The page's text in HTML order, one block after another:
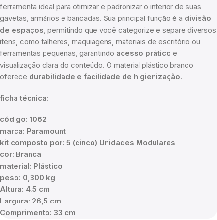
ferramenta ideal para otimizar e padronizar o interior de suas
gavetas, armários e bancadas. Sua principal função é a divisão
de espaços, permitindo que você categorize e separe diversos
itens, como talheres, maquiagens, materiais de escritório ou
ferramentas pequenas, garantindo acesso prático e
visualização clara do conteúdo. O material plástico branco
oferece durabilidade e facilidade de higienização.
ficha técnica:
código: 1062
marca: Paramount
kit composto por: 5 (cinco) Unidades Modulares
cor: Branca
material: Plástico
peso: 0,300 kg
Altura: 4,5 cm
Largura: 26,5 cm
Comprimento: 33 cm